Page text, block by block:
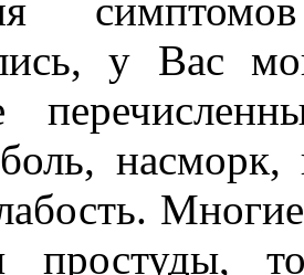
у Вас
простуды,